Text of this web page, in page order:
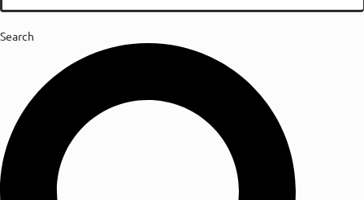
Search